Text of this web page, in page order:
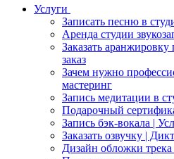
Услуги
Записать песню в
Аренда студии
Заказать
заказ
Зачем нужно
мастеринг
Запись медитации в
Подарочный
Запись бэк-вокала |
Заказать озвучку |
Дизайн обложки трека